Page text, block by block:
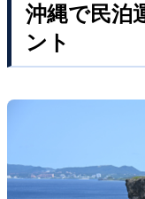
沖縄で民泊
ント